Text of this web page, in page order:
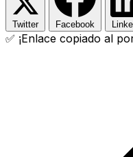
Twitter Facebook
✅ ¡Enlace copiado al